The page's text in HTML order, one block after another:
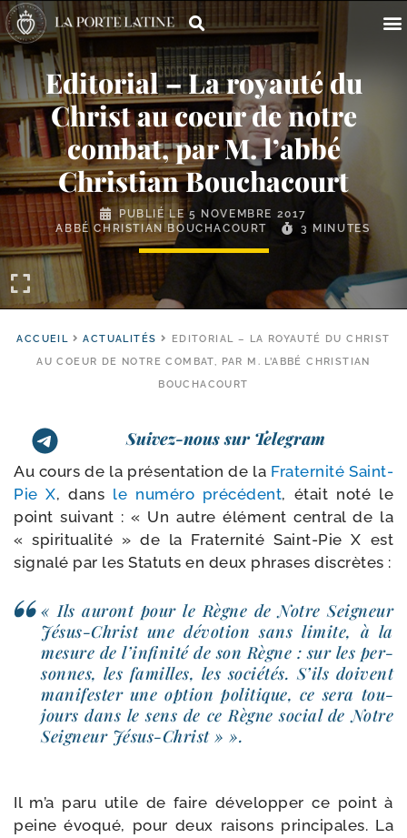
Editorial – La royauté du
Christ au coeur de notre
combat, par M. l’abbé
Christian Bouchacourt
PUBLIÉ LE5 NOVEMBRE 2017
ABBÉ CHRISTIAN BOUCHACOURT
3 MINUTES
ACCUEIL ACTUALITÉS
EDITORIAL – LA ROYAUTÉ DU CHRIST
AU COEUR DE NOTRE COMBAT, PAR M. L’ABBÉ CHRISTIAN
BOUCHACOURT
Suivez-nous sur Telegram
Au cours de la pré­sen­ta­tion de la Fraternité Saint-​
Pie X, dans le numé­ro pré­cé­dent, était noté le
point sui­vant : « Un autre élé­ment cen­tral de la
« spi­ri­tua­li­té » de la Fraternité Saint-​Pie X est
signa­lé par les Statuts en deux phrases discrètes :
« Ils auront pour le Règne de Notre Seigneur
Jésus-​Christ une dévo­tion sans limite, à la
mesure de l’infinité de son Règne : sur les per­
sonnes, les familles, les socié­tés. S’ils doivent
mani­fes­ter une option poli­tique, ce sera tou­
jours dans le sens de ce Règne social de Notre
Seigneur Jésus-Christ » ».
Il m’a paru utile de faire déve­lop­per ce point à
peine évo­qué, pour deux rai­sons prin­ci­pales. La